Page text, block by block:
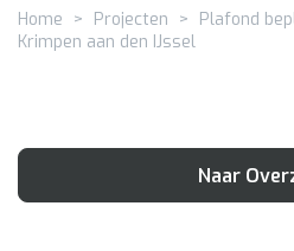
Home > Projecten > Plafond
Krimpen aan den IJssel
Naar